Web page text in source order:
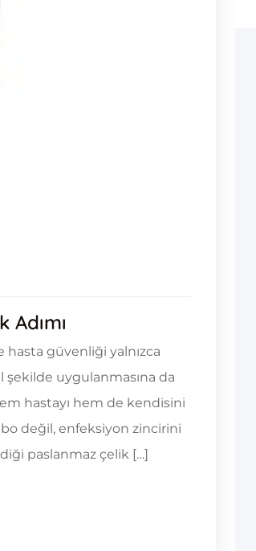
hasta güvenliği yalnızca
uygulanmasına da
hastayı hem de kendisini
değil, enfeksiyon zincirini
paslanmaz çelik […]